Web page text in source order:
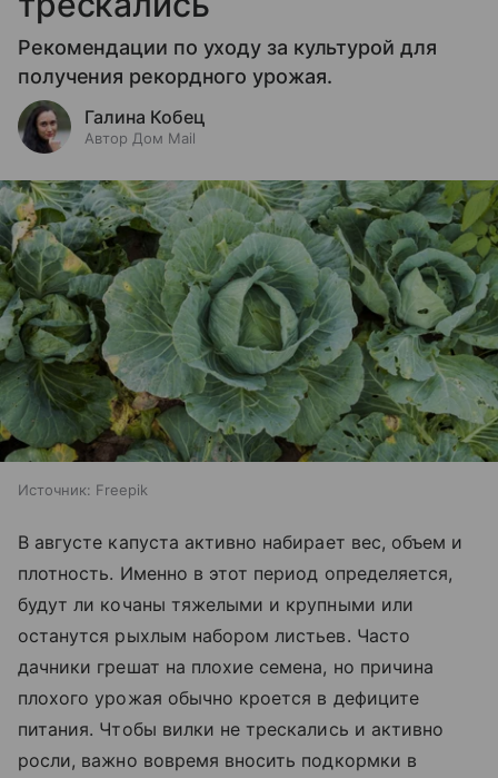
Рекомендации по уходу за культурой для
получения рекордного урожая.
Галина Кобец
Автор Дом Mail
Источник: Freepik
В августе капуста активно набирает вес, объем и
плотность. Именно в этот период определяется,
будут ли кочаны тяжелыми и крупными или
останутся рыхлым набором листьев. Часто
дачники грешат на плохие семена, но причина
плохого урожая обычно кроется в дефиците
питания. Чтобы вилки не трескались и активно
росли, важно вовремя вносить подкормки в